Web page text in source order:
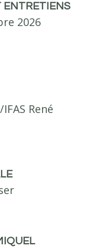
ENTRETIENS
2026
René